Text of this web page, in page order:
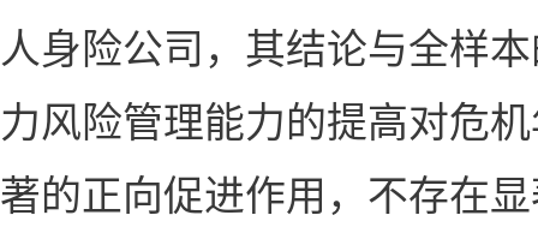
人身险公司，其结论与全样
力风险管理能力的提高对危
著的正向促进作用，不存在